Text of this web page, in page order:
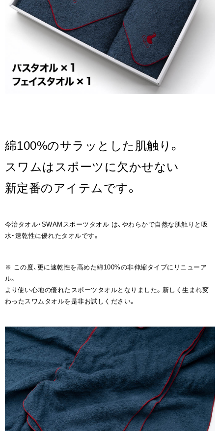
綿100%のサラッとした肌触り。
スワムはスポーツに欠かせない
新定番のアイテムです。
今治タオル・SWAMスポーツタオル は、やわらかで自然な肌触りと吸
水・速乾性に優れたタオルです。
※ この度、更に速乾性を高めた綿100%の非伸縮タイプにリニューア
ル。
より使い心地の優れたスポーツタオルとなりました。新しく生まれ変
わったスワムタオルを是非お試しください。